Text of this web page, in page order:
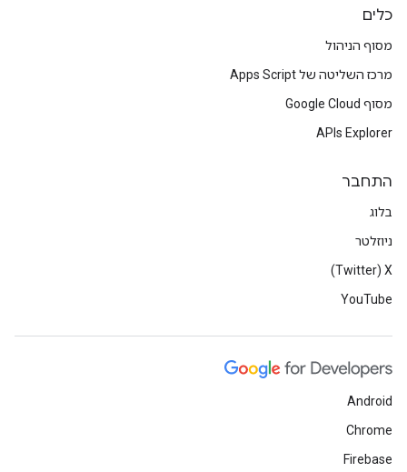
כלים
מסוף הניהול
מרכז השליטה של Apps Script
מסוף Google Cloud
APIs Explorer
התחבר
בלוג
ניוזלטר
X‏ (Twitter)
YouTube
Android
Chrome
Firebase